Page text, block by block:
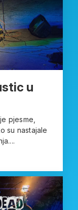
u
pjesme,
su nastajale